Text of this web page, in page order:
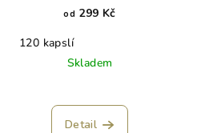
od 299 Kč
120 kapslí
Skladem
Detail